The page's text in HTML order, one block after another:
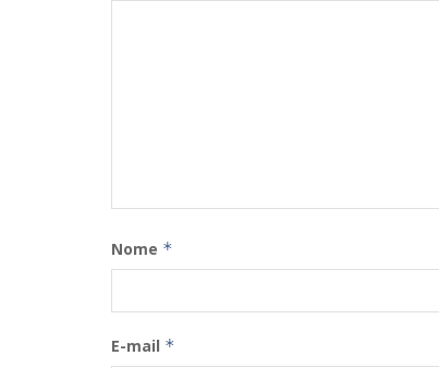
Nome *
E-mail *